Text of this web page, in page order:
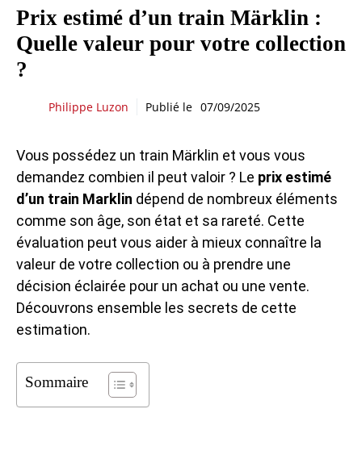
Prix estimé d’un train Märklin :
Quelle valeur pour votre collection
?
Philippe Luzon Publié le 07/09/2025
Vous possédez un train Märklin et vous vous
demandez combien il peut valoir ? Le prix estimé
d’un train Marklin dépend de nombreux éléments
comme son âge, son état et sa rareté. Cette
évaluation peut vous aider à mieux connaître la
valeur de votre collection ou à prendre une
décision éclairée pour un achat ou une vente.
Découvrons ensemble les secrets de cette
estimation.
Sommaire